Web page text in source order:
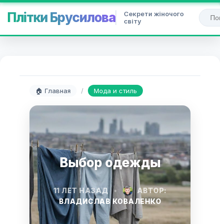
Плітки Брусилова
Секрети жіночого
світу
🏠 Главная / Мода и стиль
Выбор одежды
11 ЛЕТ НАЗАД •
АВТОР:
ВЛАДИСЛАВ КОВАЛЕНКО